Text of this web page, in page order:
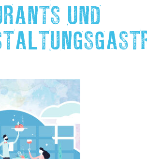
UND